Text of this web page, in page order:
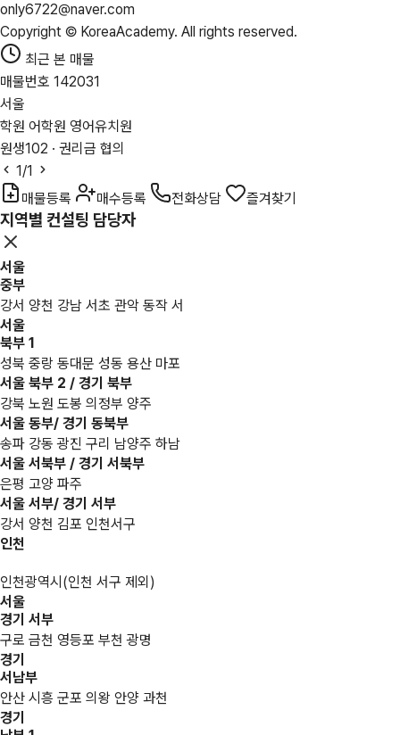
only6722@naver.com
Copyright © KoreaAcademy. All rights reserved.
최근 본 매물
매물번호 142031
서울
학원 어학원 영어유치원
원생102 · 권리금 협의
1/1
매물등록
매수등록 전화상담 즐겨찾기
지역별 컨설팅 담당자
서울
중부
강서 양천 강남 서초 관악 동작 서
서울
북부 1
성북 중랑 동대문 성동 용산 마포
서울 북부 2 / 경기 북부
강북 노원 도봉 의정부 양주
서울 동부/ 경기 동북부
송파 강동 광진 구리 남양주 하남
서울 서북부 / 경기 서북부
은평 고양 파주
서울 서부/ 경기 서부
강서 양천 김포 인천서구
인천
인천광역시(인천 서구 제외)
서울
경기 서부
구로 금천 영등포 부천 광명
경기
서남부
안산 시흥 군포 의왕 안양 과천
경기